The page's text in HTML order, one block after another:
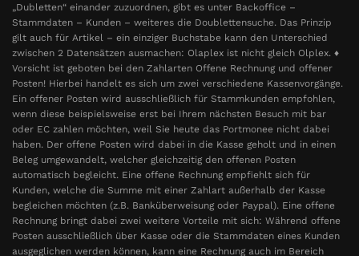
„Dubletten“ einander zuzuordnen, gibt es unter Backoffice –
Stammdaten – Kunden – weiteres die Doublettensuche. Das Prinzip
gilt auch für Artikel – ein einziger Buchstabe kann den Unterschied
zwischen 2 Datensätzen ausmachen: Olaplex ist nicht gleich Olplex. ♦
Vorsicht ist geboten bei den Zahlarten Offene Rechnung und offener
Posten! Hierbei handelt es sich um zwei verschiedene Kassenvorgänge.
Ein offener Posten wird ausschließlich für Stammkunden empfohlen,
wenn diese beispielsweise erst bei Ihrem nächsten Besuch mit bar
oder EC zahlen möchten, weil Sie heute das Portmonee nicht dabei
haben. Der offene Posten wird dabei in die Kasse geholt und in einen
Beleg umgewandelt, welcher gleichzeitig den offenen Posten
automatisch begleicht. Eine offene Rechnung empfiehlt sich für
Kunden, welche die Summe mit einer Zahlart außerhalb der Kasse
begleichen möchten (z.B. Banküberweisung oder Paypal). Eine offene
Rechnung bringt dabei zwei weitere Vorteile mit sich: Während offene
Posten ausschließlich über Kasse oder die Stammdaten eines Kunden
ausgeglichen werden können, kann eine Rechnung auch im Bereich